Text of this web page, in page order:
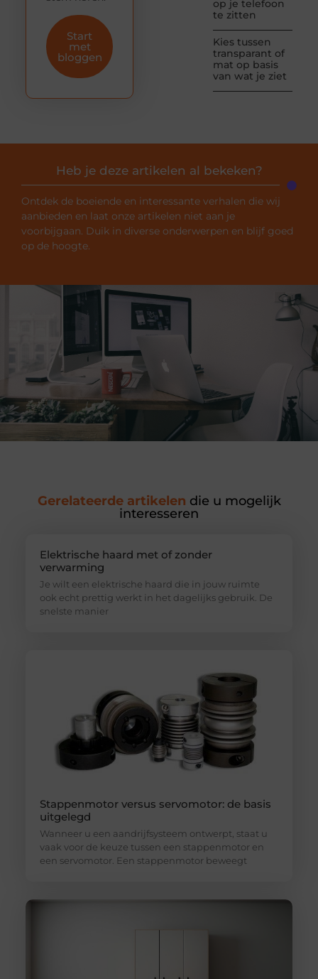
op je telefoon
te zitten
Kies tussen
transparant of
mat op basis
van wat je ziet
Start
met
bloggen
Heb je deze artikelen al bekeken?
Ontdek de boeiende en interessante verhalen die wij
aanbieden en laat onze artikelen niet aan je
voorbijgaan. Duik in diverse onderwerpen en blijf goed
op de hoogte.
Gerelateerde artikelen die u mogelijk
interesseren
Elektrische haard met of zonder
verwarming
Je wilt een elektrische haard die in jouw ruimte
ook echt prettig werkt in het dagelijks gebruik. De
snelste manier
Stappenmotor versus servomotor: de basis
uitgelegd
Wanneer u een aandrijfsysteem ontwerpt, staat u
vaak voor de keuze tussen een stappenmotor en
een servomotor. Een stappenmotor beweegt